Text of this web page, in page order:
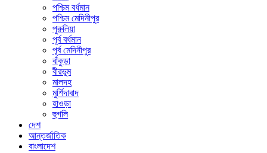
পশ্চিম বর্ধমান
পশ্চিম মেদিনীপুর
পুরুলিয়া
পূর্ব বর্ধমান
পূর্ব মেদিনীপুর
বাঁকুড়া
বীরভূম
মালদহ
মুর্শিদাবাদ
হাওড়া
হুগলি
দেশ
আন্তর্জাতিক
বাংলাদেশ